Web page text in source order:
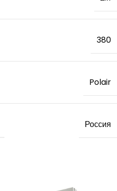
380
Polair
Россия